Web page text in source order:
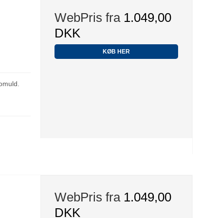
WebPris fra 1.049,00
DKK
KØB HER
WebPris fra 1.049,00
DKK